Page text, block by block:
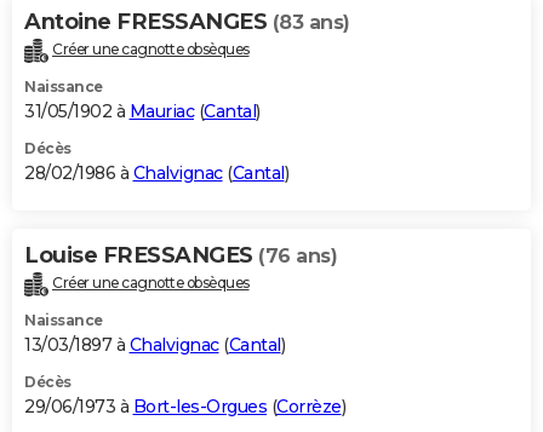
Antoine FRESSANGES (83 ans)
Créer une cagnotte obsèques
Naissance
31/05/1902 à Mauriac(Cantal)
Décès
28/02/1986 à Chalvignac(Cantal)
Louise FRESSANGES (76 ans)
Créer une cagnotte obsèques
Naissance
13/03/1897 à Chalvignac(Cantal)
Décès
29/06/1973 à Bort-les-Orgues (Corrèze)